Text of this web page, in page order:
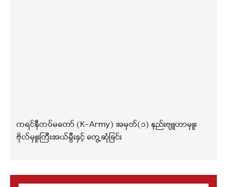
ကရင်နီတပ်မတော် (K-Army) အမှတ်(၁) နည်းဗျူဟာမှူး
ဗိုလ်မှူးကြီးအယ်မွီးနှင့် တွေ့ဆုံခြင်း